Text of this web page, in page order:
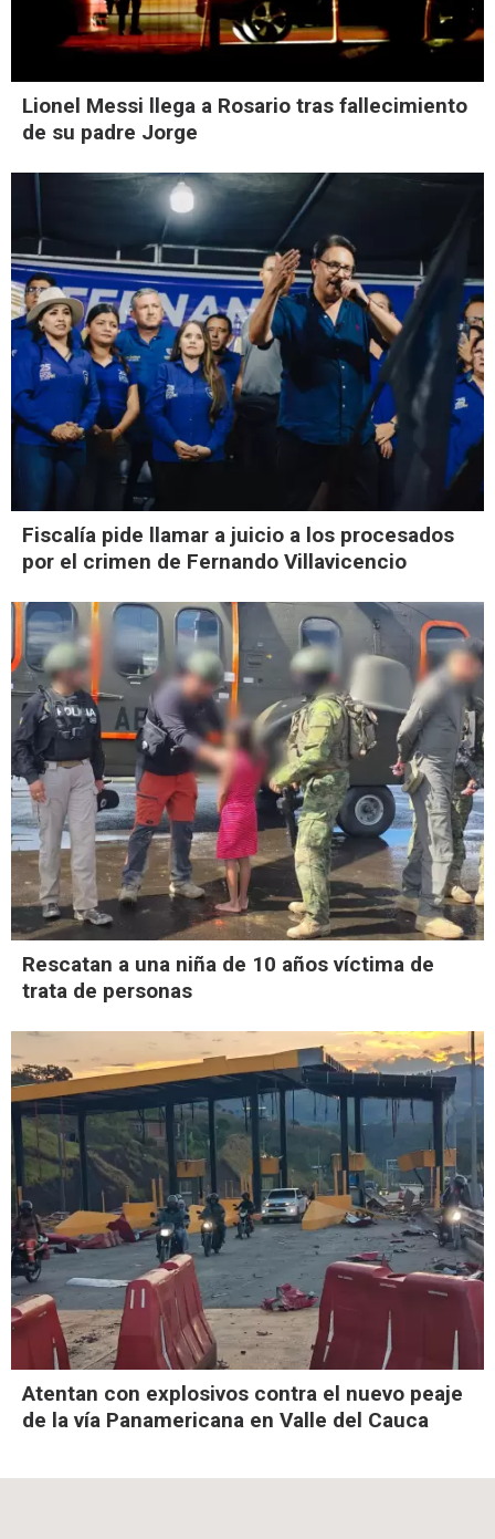
Lionel Messi llega a Rosario tras fallecimiento
de su padre Jorge
Fiscalía pide llamar a juicio a los procesados
por el crimen de Fernando Villavicencio
Rescatan a una niña de 10 años víctima de
trata de personas
Atentan con explosivos contra el nuevo peaje
de la vía Panamericana en Valle del Cauca